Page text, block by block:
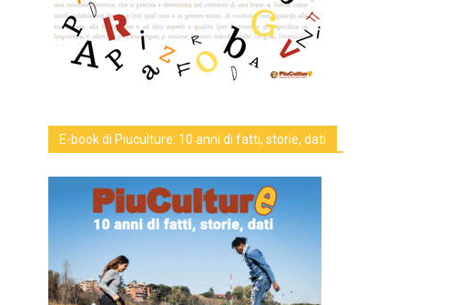
E-book di Piuculture: 10 anni di fatti, storie, dati